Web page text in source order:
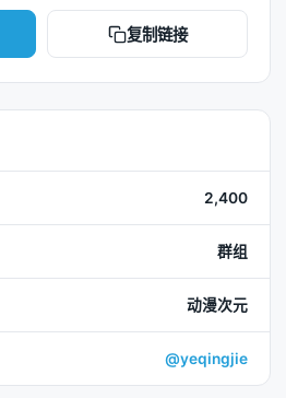
复制链接
2,400
群组
动漫次元
@yeqingjie